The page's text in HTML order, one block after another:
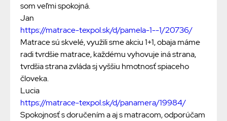
som veľmi spokojná.
Jan
https://matrace-texpol.sk/d/pamela-1--1/20736/
Matrace sú skvelé, využili sme akciu 1+1, obaja máme
radi tvrdšie matrace, každému vyhovuje iná strana,
tvrdšia strana zvláda sj vyššiu hmotnosť spiaceho
človeka.
Lucia
https://matrace-texpol.sk/d/panamera/19984/
Spokojnosť s doručením a aj s matracom, odporúčam